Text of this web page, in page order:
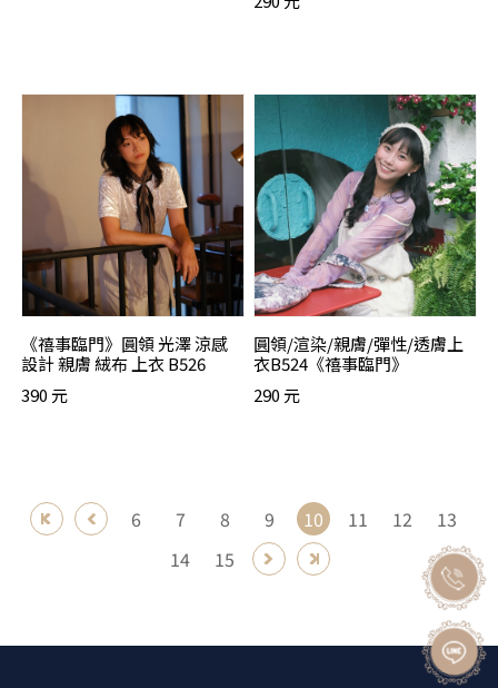
《禧事臨門》圓領 光澤 涼感
設計 親膚 絨布 上衣 B526
390 元
圓領/渲染/親膚/彈性/透膚上
衣B524《禧事臨門》
290 元
6 7 8 9 10 11 12
13
14
15